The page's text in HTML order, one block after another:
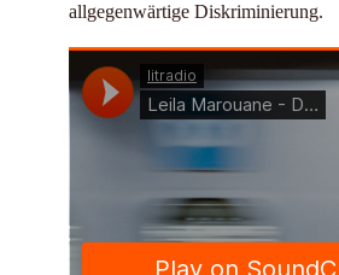
allgegenwärtige Diskriminierung.